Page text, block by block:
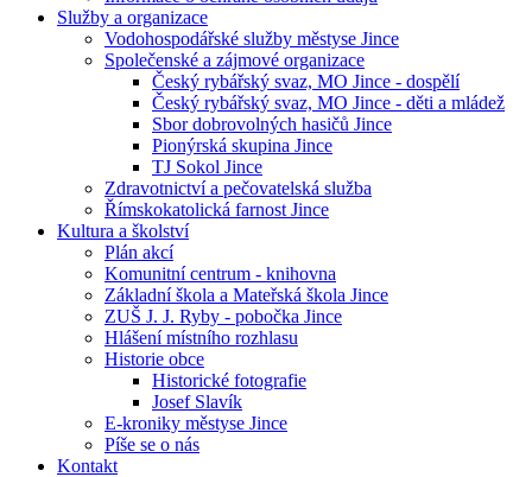
Služby a organizace
Vodohospodářské služby městyse Jince
Společenské a zájmové organizace
Český rybářský svaz, MO Jince - dospělí
Český rybářský svaz, MO Jince - děti a mládež
Sbor dobrovolných hasičů Jince
Pionýrská skupina Jince
TJ Sokol Jince
Zdravotnictví a pečovatelská služba
Římskokatolická farnost Jince
Kultura a školství
Plán akcí
Komunitní centrum - knihovna
Základní škola a Mateřská škola Jince
ZUŠ J. J. Ryby - pobočka Jince
Hlášení místního rozhlasu
Historie obce
Historické fotografie
Josef Slavík
E-kroniky městyse Jince
Píše se o nás
Kontakt